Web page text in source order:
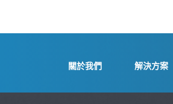
關於我們 解決方案